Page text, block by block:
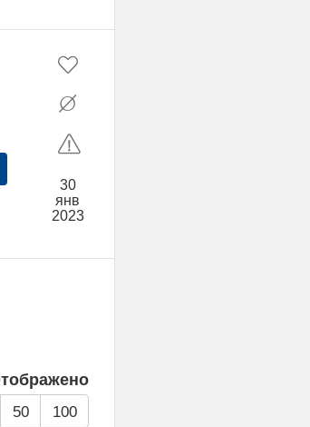
30
янв
2023
50 100